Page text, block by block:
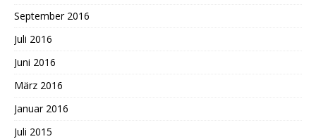
September 2016
Juli 2016
Juni 2016
März 2016
Januar 2016
Juli 2015